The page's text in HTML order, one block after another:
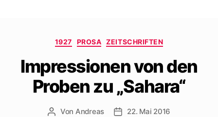
Kategorien
1927 PROSA ZEITSCHRIFTEN
Impressionen von den
Proben zu „Sahara“
Beitragsautor
Von Andreas Beitragsdatum
22. Mai 2016